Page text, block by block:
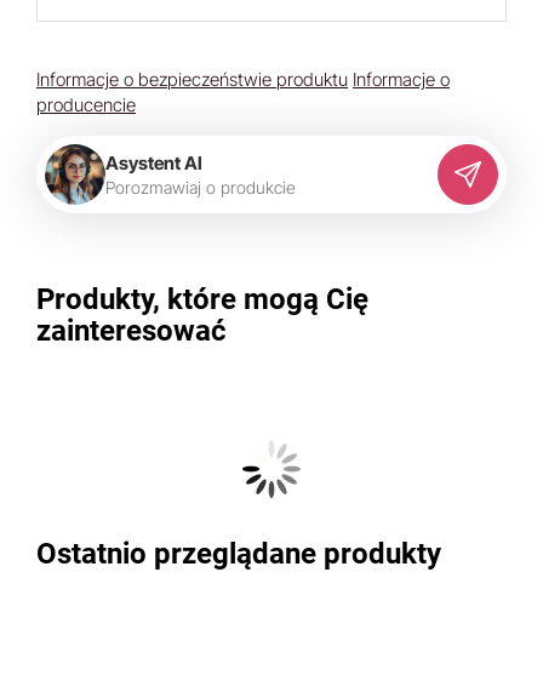
Informacje o bezpieczeństwie produktu Informacje o
producencie
Asystent AI
Porozmawiaj o produkcie
Produkty, które mogą Cię
zainteresować
Ostatnio przeglądane produkty